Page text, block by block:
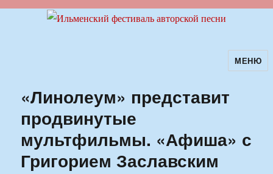
Ильменский фестиваль авторскойМЕНЮ
«Линолеум» представит
продвинутые
мультфильмы. «Афиша» с
Григорием Заславским